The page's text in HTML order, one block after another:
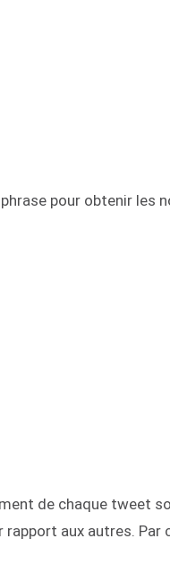
pour obtenir les
de chaque tweet
aux autres.